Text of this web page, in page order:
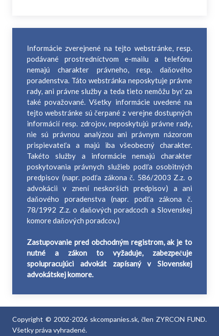
Informácie zverejnené na tejto webstránke, resp.
podávané prostredníctvom e-mailu a telefónu
nemajú charakter právneho, resp. daňového
poradenstva. Táto webstránka neposkytuje právne
rady, ani právne služby a teda tieto nemôžu byť za
také považované. Všetky informácie uvedené na
tejto webstránke sú čerpané z verejne dostupných
informácií resp. zdrojov, neposkytujú právne rady,
nie sú právnou analýzou ani právnym názorom
prispievateľa a majú iba všeobecný charakter.
Takéto služby a informácie nemajú charakter
poskytovania právnych služieb podľa osobitných
predpisov (napr. podľa zákona č. 586/2003 Z.z. o
advokácii v znení neskorších predpisov) a ani
daňového poradenstva (napr. podľa zákona č.
78/1992 Z.z. o daňových poradcoch a Slovenskej
komore daňových poradcov.)
Zastupovanie pred obchodným registrom, ak je to
nutné a zákon to vyžaduje, zabezpečuje
spolupracujúci advokát zapísaný v Slovenskej
advokátskej komore.
Copyright © 2002-2026 skcompanies.sk, člen ZYRCON FUND.
Všetky práva vyhradené.